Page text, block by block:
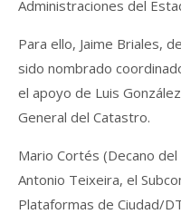
Administraciones del
Para ello, Jaime Briales,
sido nombrado
el apoyo de Luis
General del Catastro.
Mario Cortés (Decano
Antonio Teixeira, el
Plataformas de Ciudad/